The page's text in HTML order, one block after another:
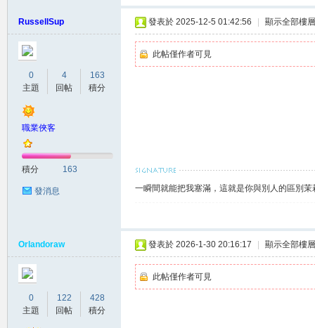
RussellSup
0
主題
4
回帖
163
積分
職業俠客
積分 163
發消息
發表於 2025-12-5 01:42:56 顯示全部樓層
此帖僅作者可見
一瞬間就能把我塞滿，這就是你與別人的區別茉
Orlandoraw
0
主題
122
回帖
428
積分
發表於 2026-1-30 20:16:17 顯示全部樓層
此帖僅作者可見